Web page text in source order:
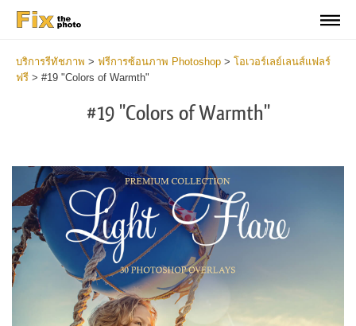
บริการรีทัชภาพ > ฟรีการซ้อนภาพ Photoshop > โอเวอร์เลย์เลนส์แฟลร์
ฟรี > #19 "Colors of Warmth"
#19 "Colors of Warmth"